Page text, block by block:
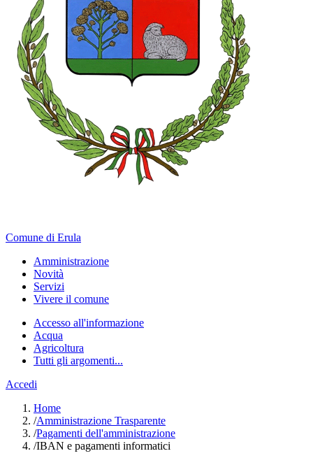
Comune di Erula
Amministrazione
Novità
Servizi
Vivere il comune
Accesso all'informazione
Acqua
Agricoltura
Tutti gli argomenti...
Accedi
Home
/Amministrazione Trasparente
/Pagamenti dell'amministrazione
/IBAN e pagamenti informatici